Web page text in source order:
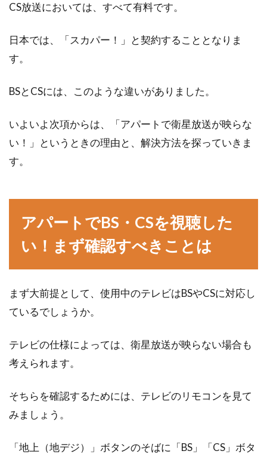
う方は多いのではないでしょうか。もし、お住
アパートなどの賃貸物件では、契約時に連帯保
証人を求められます。それではなぜ、連帯保証
新築成功の秘訣はブログにあり！失
敗談を元にいい家づくり！
いものです...
煙や匂いが迷惑！アパートのベラン
アパートのベランダは、賃貸で唯一屋外が使え
CS放送においては、すべて有料です。
日本では、「スカパー！」と契約することとなりま
す。
BSとCSには、このような違いがありました。
いよいよ次項からは、「アパートで衛星放送が映らな
い！」というときの理由と、解決方法を探っていきま
す。
アパートでBS・CSを視聴した
い！まず確認すべきことは
まず大前提として、使用中のテレビはBSやCSに対応し
ているでしょうか。
テレビの仕様によっては、衛星放送が映らない場合も
考えられます。
そちらを確認するためには、テレビのリモコンを見て
みましょう。
「地上（地デジ）」ボタンのそばに「BS」「CS」ボタ